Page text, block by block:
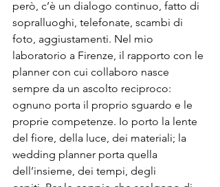
però, c’è un dialogo continuo, fatto di
sopralluoghi, telefonate, scambi di
foto, aggiustamenti. Nel mio
laboratorio a Firenze, il rapporto con le
planner con cui collaboro nasce
sempre da un ascolto reciproco:
ognuno porta il proprio sguardo e le
proprie competenze. Io porto la lente
del fiore, della luce, dei materiali; la
wedding planner porta quella
dell’insieme, dei tempi, degli